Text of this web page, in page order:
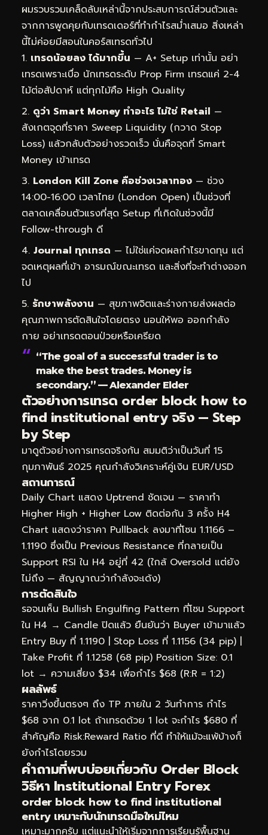
ผมรวบรวมเคล็ดลับเหล่านี้จากประสบการณ์ส่วนตัวและ
จากการพูดคุยกับเทรดเดอร์ที่ทำกำไรสม่ำเสมอ สิ่งเหล่า
นี้ไม่ค่อยมีสอนในคอร์สเทรดทั่วไป
เทรดน้อยลง ได้มากขึ้น — A+ Setup เท่านั้น อย่า
เทรดเพราะเบื่อ นักเทรดระดับ Prop Firm เทรดแค่ 2-4
ไม้ต่อสัปดาห์ แต่ทุกไม้คือ High Quality
ดูว่า Smart Money ทำอะไร ไม่ใช่ Retail —
สังเกตจุดที่ราคา Sweep Liquidity (กวาด Stop
Loss) แล้วกลับตัวอย่างรวดเร็ว นั่นคือจุดที่ Smart
Money เข้าเทรด
London Kill Zone คือช่วงเวลาทอง — ช่วง
14:00-16:00 เวลาไทย (London Open) เป็นช่วงที่
ตลาดเคลื่อนตัวแรงที่สุด Setup ที่เกิดในช่วงนี้มี
Follow-through ดี
Journal ทุกเทรด — ไม่ใช่แค่จดผลกำไรขาดทุน แต่
จดเหตุผลที่เข้า อารมณ์ขณะเทรด และสิ่งที่จะทำต่างออก
ไป
รักษาพลังงาน — สุขภาพจิตและร่างกายส่งผลต่อ
คุณภาพการตัดสินใจโดยตรง นอนให้พอ ออกกำลัง
กาย อย่าเทรดตอนป่วยหรือเครียด
“The goal of a successful trader is to
make the best trades. Money is
secondary.” — Alexander Elder
ตัวอย่างการเทรด order block how to
find institutional entry จริง — Step
by Step
มาดูตัวอย่างการเทรดจริงกัน สมมติว่าเป็นวันที่ 15
กุมภาพันธ์ 2025 คุณกำลังวิเคราะห์คู่เงิน EUR/USD
สถานการณ์
Daily Chart แสดง Uptrend ชัดเจน — ราคาทำ
Higher High + Higher Low ติดต่อกัน 3 ครั้ง H4
Chart แสดงว่าราคา Pullback ลงมาที่โซน 1.1166 –
1.1190 ซึ่งเป็น Previous Resistance ที่กลายเป็น
Support RSI ใน H4 อยู่ที่ 42 (ใกล้ Oversold แต่ยัง
ไม่ถึง — สัญญาณว่ากำลังจะเด้ง)
การตัดสินใจ
รอจนเห็น Bullish Engulfing Pattern ที่โซน Support
ใน H4 → Candle ปิดแล้ว ยืนยันว่า Buyer เข้ามาแล้ว
Entry Buy ที่ 1.1190 | Stop Loss ที่ 1.1156 (34 pip) |
Take Profit ที่ 1.1258 (68 pip) Position Size: 0.1
lot → ความเสี่ยง $34 เพื่อกำไร $68 (R:R = 1:2)
ผลลัพธ์
ราคาวิ่งขึ้นตรงๆ ถึง TP ภายใน 2 วันทำการ กำไร
$68 จาก 0.1 lot ถ้าเทรดด้วย 1 lot จะกำไร $680 ที่
สำคัญคือ Risk:Reward Ratio ที่ดี ทำให้แม้จะแพ้บ้างก็
ยังกำไรโดยรวม
คำถามที่พบบ่อยเกี่ยวกับ Order Block
วิธีหา Institutional Entry Forex
order block how to find institutional
entry เหมาะกับนักเทรดมือใหม่ไหม
เหมาะมากครับ แต่แนะนำให้เริ่มจากการเรียนรู้พื้นฐาน